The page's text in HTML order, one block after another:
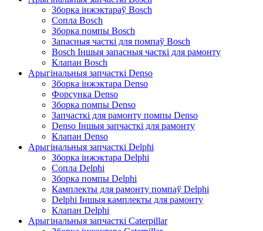
Зборка інжэктараў Bosch
Сопла Bosch
Зборка помпы Bosch
Запасныя часткі для помпаў Bosch
Bosch Іншыя запасныя часткі для рамонту
Клапан Bosch
Арыгінальныя запчасткі Denso
Зборка інжэктара Denso
Форсунка Denso
Зборка помпы Denso
Запчасткі для рамонту помпы Denso
Denso Іншыя запчасткі для рамонту
Клапан Denso
Арыгінальныя запчасткі Delphi
Зборка інжэктара Delphi
Сопла Delphi
Зборка помпы Delphi
Камплекты для рамонту помпаў Delphi
Delphi Іншыя камплекты для рамонту
Клапан Delphi
Арыгінальныя запчасткі Caterpillar